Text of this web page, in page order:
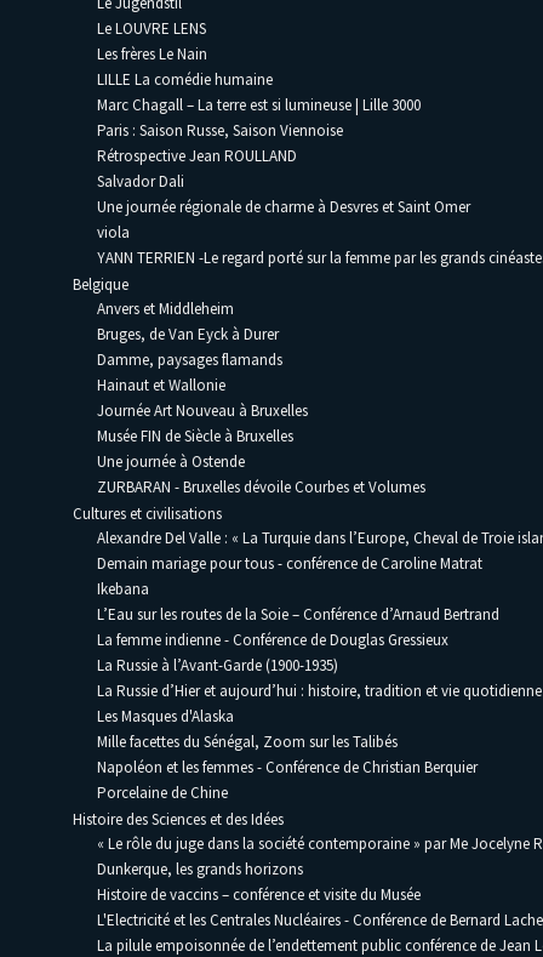
Le LOUVRE LENS
Les frères Le Nain
LILLE La comédie humaine
Marc Chagall – La terre est si lumineuse | Lille 3000
Paris : Saison Russe, Saison Viennoise
Rétrospective Jean ROULLAND
Salvador Dali
Une journée régionale de charme à Desvres et Saint Omer
viola
YANN TERRIEN -Le regard porté sur la femme par les grands
Belgique
Anvers et Middleheim
Bruges, de Van Eyck à Durer
Damme, paysages flamands
Hainaut et Wallonie
Journée Art Nouveau à Bruxelles
Musée FIN de Siècle à Bruxelles
Une journée à Ostende
ZURBARAN - Bruxelles dévoile Courbes et Volumes
Cultures et civilisations
Alexandre Del Valle : « La Turquie dans l’Europe, Cheval de Troie
Demain mariage pour tous - conférence de Caroline Matrat
Ikebana
L’Eau sur les routes de la Soie – Conférence d’Arnaud Bertrand
La femme indienne - Conférence de Douglas Gressieux
La Russie à l’Avant-Garde (1900-1935)
La Russie d’Hier et aujourd’hui : histoire, tradition et vie quotidienne
Les Masques d'Alaska
Mille facettes du Sénégal, Zoom sur les Talibés
Napoléon et les femmes - Conférence de Christian Berquier
Porcelaine de Chine
Histoire des Sciences et des Idées
« Le rôle du juge dans la société contemporaine » par Me Jocelyne
Dunkerque, les grands horizons
Histoire de vaccins – conférence et visite du Musée
L'Electricité et les Centrales Nucléaires - Conférence de Bernard
La pilule empoisonnée de l’endettement public conférence de Jean